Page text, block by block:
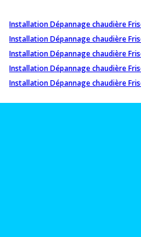
Installation Dépannage chaudière
Installation Dépannage chaudière
Installation Dépannage chaudière
Installation Dépannage chaudière
Installation Dépannage chaudière